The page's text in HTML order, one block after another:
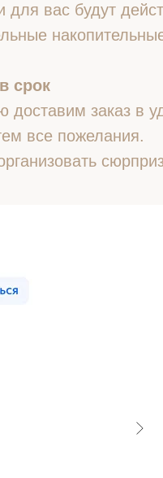
для вас будут
срок
доставим заказ в
все пожелания.